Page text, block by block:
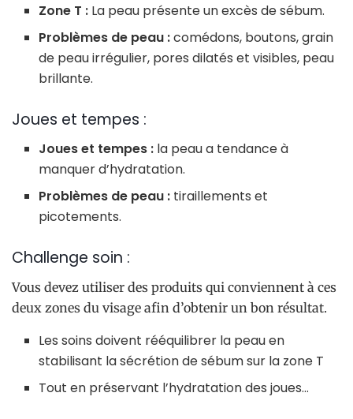
Zone T : La peau présente un excès de sébum.
Problèmes de peau :comédons, boutons, grain
de peau irrégulier, pores dilatés et visibles, peau
brillante.
Joues et tempes :
Joues et tempes : la peau a tendance à
manquer d’hydratation.
Problèmes de peau : tiraillements et
picotements.
Challenge soin :
Vous devez utiliser des produits qui conviennent à ces
deux zones du visage afin d’obtenir un bon résultat.
Les soins doivent rééquilibrer la peau en
stabilisant la sécrétion de sébum sur la zone T
Tout en préservant l’hydratation des joues…